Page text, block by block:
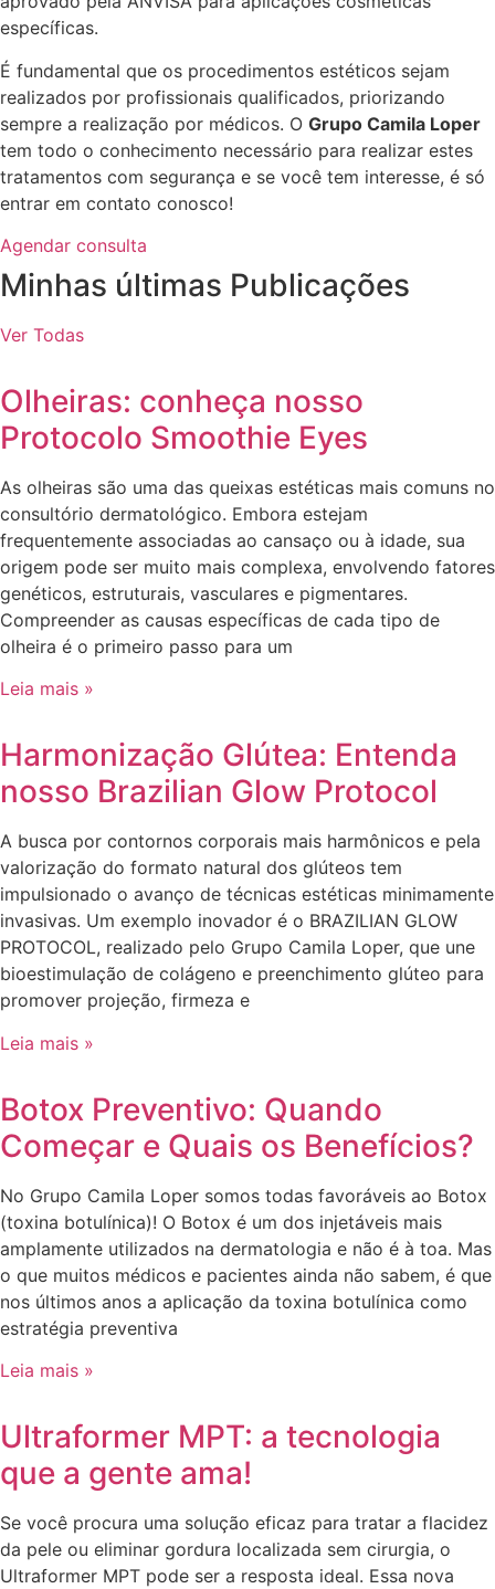
específicas.
É fundamental que os procedimentos estéticos sejam
realizados por profissionais qualificados, priorizando
sempre a realização por médicos. O Grupo Camila Loper
tem todo o conhecimento necessário para realizar estes
tratamentos com segurança e se você tem interesse, é só
entrar em contato conosco!​
Agendar consulta
Minhas últimas Publicações
Ver Todas
Olheiras: conheça nosso
Protocolo Smoothie Eyes
As olheiras são uma das queixas estéticas mais comuns no
consultório dermatológico. Embora estejam
frequentemente associadas ao cansaço ou à idade, sua
origem pode ser muito mais complexa, envolvendo fatores
genéticos, estruturais, vasculares e pigmentares.
Compreender as causas específicas de cada tipo de
olheira é o primeiro passo para um
Leia mais »
Harmonização Glútea: Entenda
nosso Brazilian Glow Protocol
A busca por contornos corporais mais harmônicos e pela
valorização do formato natural dos glúteos tem
impulsionado o avanço de técnicas estéticas minimamente
invasivas. Um exemplo inovador é o BRAZILIAN GLOW
PROTOCOL, realizado pelo Grupo Camila Loper, que une
bioestimulação de colágeno e preenchimento glúteo para
promover projeção, firmeza e
Leia mais »
Botox Preventivo: Quando
Começar e Quais os Benefícios?
No Grupo Camila Loper somos todas favoráveis ao Botox
(toxina botulínica)! O Botox é um dos injetáveis mais
amplamente utilizados na dermatologia e não é à toa. Mas
o que muitos médicos e pacientes ainda não sabem, é que
nos últimos anos a aplicação da toxina botulínica como
estratégia preventiva
Leia mais »
Ultraformer MPT: a tecnologia
que a gente ama!
Se você procura uma solução eficaz para tratar a flacidez
da pele ou eliminar gordura localizada sem cirurgia, o
Ultraformer MPT pode ser a resposta ideal. Essa nova